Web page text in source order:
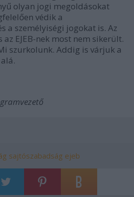
olyan jogi megoldásokat
védik a
a személyiségi jogokat is. Az
EJEB-nek most nem sikerült.
szurkolunk. Addig is várjuk a
sajtószabadság ejeb